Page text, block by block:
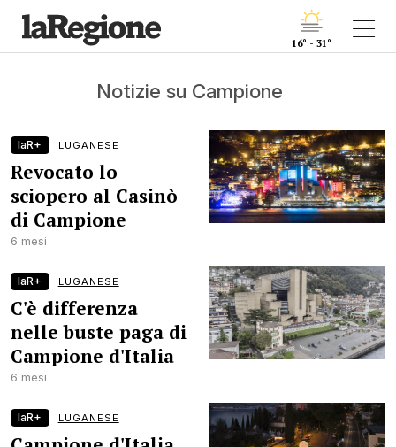
16° - 31°
Notizie su Campione
laR+ LUGANESE
Revocato lo
sciopero al Casinò
di Campione
6 mesi
laR+ LUGANESE
C'è differenza
nelle buste paga di
Campione d'Italia
6 mesi
laR+ LUGANESE